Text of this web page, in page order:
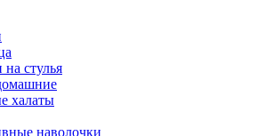
стулья
халаты
наволочки